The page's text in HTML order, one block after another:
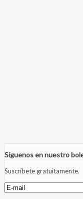
Síguenos en nuestro
Suscríbete gratuitamente.